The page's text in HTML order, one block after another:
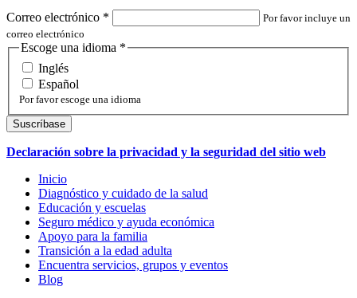
Correo electrónico *
Por favor incluye un
correo electrónico
Escoge una idioma *
Inglés
Español
Por favor escoge una idioma
Declaración sobre la privacidad y la seguridad del sitio web
Inicio
Diagnóstico y cuidado de la salud
Educación y escuelas
Seguro médico y ayuda económica
Apoyo para la familia
Transición a la edad adulta
Encuentra servicios, grupos y eventos
Blog